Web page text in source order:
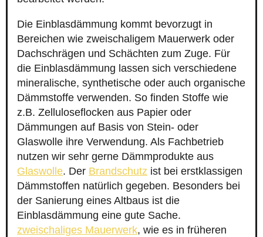
Die Einblasdämmung kommt bevorzugt in
Bereichen wie zweischaligem Mauerwerk oder
Dachschrägen und Schächten zum Zuge. Für
die Einblasdämmung lassen sich verschiedene
mineralische, synthetische oder auch organische
Dämmstoffe verwenden. So finden Stoffe wie
z.B. Zelluloseflocken aus Papier oder
Dämmungen auf Basis von Stein- oder
Glaswolle ihre Verwendung. Als Fachbetrieb
nutzen wir sehr gerne Dämmprodukte aus
Glaswolle. Der Brandschutz ist bei erstklassigen
Dämmstoffen natürlich gegeben. Besonders bei
der Sanierung eines Altbaus ist die
Einblasdämmung eine gute Sache.
zweischaliges Mauerwerk, wie es in früheren